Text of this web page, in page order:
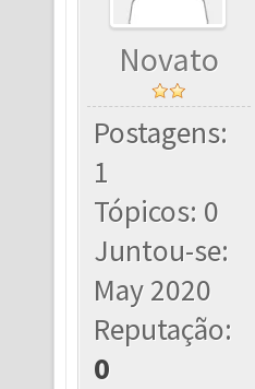
Novato
Postagens:
1
Tópicos: 0
Juntou-se:
May 2020
Reputação:
0